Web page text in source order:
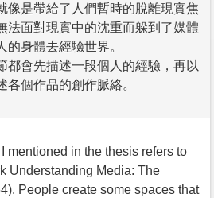
像是帶給了人們暫時的脫離現實焦
法面對現實中的沈重而躲到了媒體
身體去經驗世界。
會先描述一段個人的經驗，再以
個作品的創作脈絡。
I mentioned in the thesis refers to
Understanding Media: The
People create some spaces that